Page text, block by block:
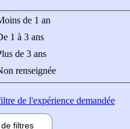
de 1 an
1 à 3 ans
de 3 ans
renseignée
de l'expérience demandée
de filtres